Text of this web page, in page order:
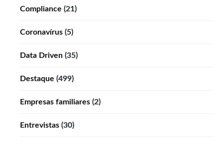
Compliance (21)
Coronavírus (5)
Data Driven (35)
Destaque (499)
Empresas familiares (2)
Entrevistas (30)